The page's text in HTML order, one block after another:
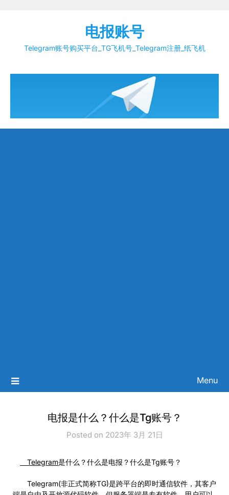
电报账号
Telegram账号购买平台_TG飞机号_Telegram注册_纸飞机
Menu
电报是什么？什么是Tg账号？
Posted on 2023年 3月 21日
Telegram是什么？什么是电报？什么是Tg账号？
Telegram(非正式简称TG)是跨平台的即时通信软件，其客户